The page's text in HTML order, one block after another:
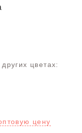
цветах:
цену